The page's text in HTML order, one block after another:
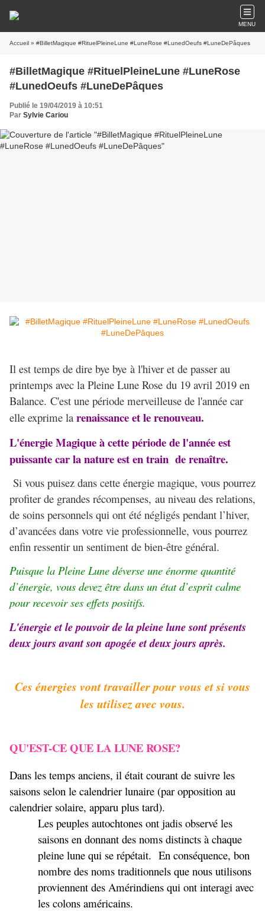
MENU
Accueil » #BilletMagique #RituelPleineLune #LuneRose #LunedOeufs #LuneDePâques
#BilletMagique #RituelPleineLune #LuneRose
#LunedOeufs #LuneDePâques
Publié le 19/04/2019 à 10:51
Par Sylvie Cariou
Il est temps de dire bye bye à l'hiver et de passer au
printemps avec la Pleine Lune Rose du 19 avril 2019 en
Balance. C'est une période merveilleuse de l'année car
elle exprime la renaissance et le renouveau.
L'énergie Magique à cette période de l'année est
puissante car la nature est en train de renaître.
Si vous puisez dans cette énergie magique, vous pourrez
profiter de grandes récompenses, au niveau des relations,
de soins personnels qui ont été négligés pendant l’hiver,
d’avancées dans votre vie professionnelle, vous pourrez
enfin ressentir un sentiment de bien-être général.
Puisque la Pleine Lune déverse une énorme quantité
d’énergie, vous devez être dans un état d’esprit calme
pour recevoir ses effets positifs.
L'énergie et le pouvoir de la pleine lune sont présents
deux jours avant sonapogée et deux jours après.
Ces énergies vont travailler pour vous et si vous
les utilisez avec vous.
QU'EST-CE QUE LA LUNE ROSE?
Dans les temps anciens, il était courant de suivre les
saisons selon le calendrier lunaire (par opposition au
calendrier solaire, apparu plus tard).
Les peuples autochtones ont jadis observé les
saisons en donnant des noms distincts à chaque
pleine lune qui se répétait. En conséquence, bon
nombre des noms traditionnels que nous utilisons
proviennent des Amérindiens qui ont interagi avec
les colons américains.